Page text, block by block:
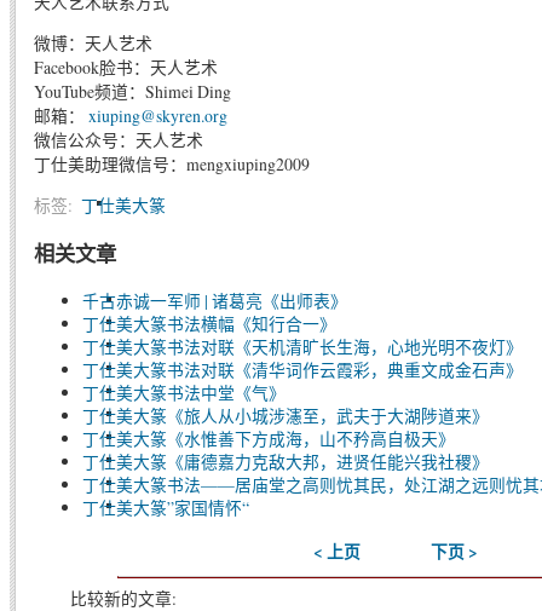
微博：天人艺术
Facebook脸书：天人艺术
YouTube频道：Shimei Ding
邮箱： xiuping@skyren.org
微信公众号：天人艺术
丁仕美助理微信号：mengxiuping2009
标签: 丁仕美大篆
相关文章
千古赤诚一军师 | 诸葛亮《出师表》
丁仕美大篆书法横幅《知行合一》
丁仕美大篆书法对联《天机清旷长生海，心地光明不夜灯》
丁仕美大篆书法对联《清华词作云霞彩，典重文成金石声》
丁仕美大篆书法中堂《气》
丁仕美大篆《旅人从小城涉瀗至，武夫于大湖陟道来》
丁仕美大篆《水惟善下方成海，山不矜高自极天》
丁仕美大篆《庸德嘉力克敌大邦，进贤任能兴我社稷》
丁仕美大篆书法——居庙堂之高则忧其民，处江湖之远则忧
丁仕美大篆”家国情怀“
< 上页 下页 >
比较新的文章: